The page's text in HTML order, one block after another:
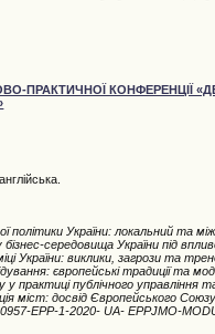
ПРАКТИЧНОЇ КОНФЕРЕНЦІЇ
політики України: локальний та
бізнес-середовища України під
України: виклики, загрози та
європейські традиції та
у практиці публічного управління
міст: досвід Європейського
EPP-1-2020- UA- EPPJMO-